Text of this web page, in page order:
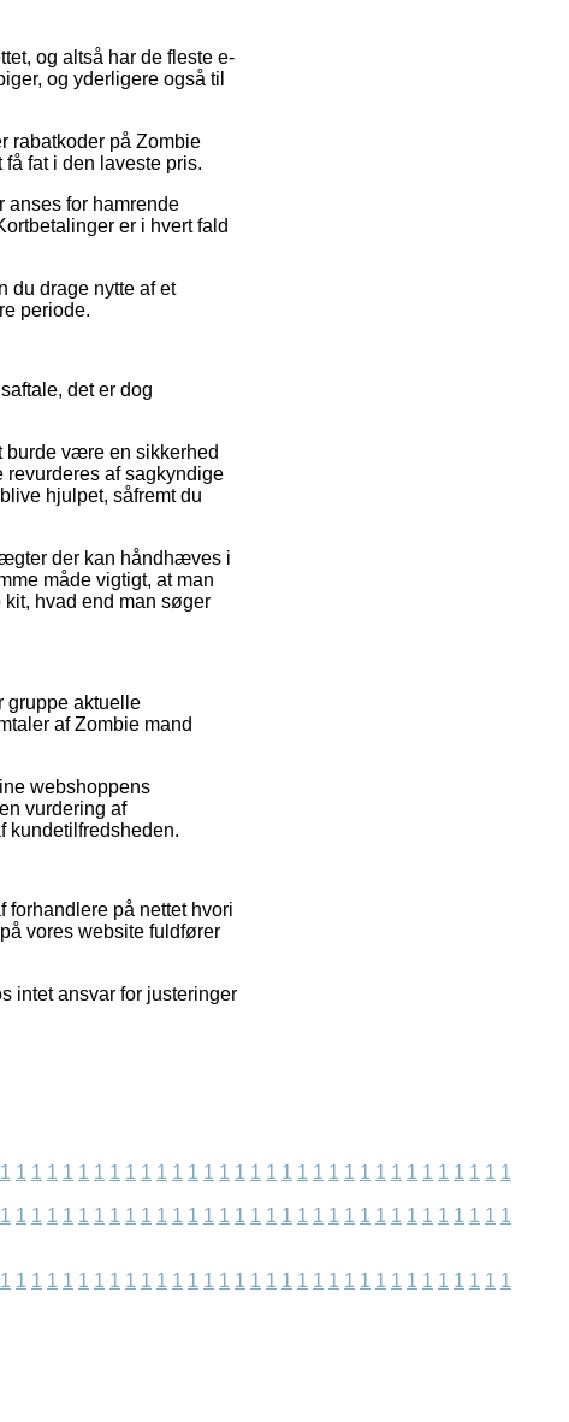
og altså har de fleste e-
og yderligere også til
rabatkoder på Zombie
fat i den laveste pris.
anses for hamrende
er i hvert fald
du drage nytte af et
periode.
det er dog
burde være en sikkerhed
af sagkyndige
hjulpet, såfremt du
der kan håndhæves i
måde vigtigt, at man
hvad end man søger
gruppe aktuelle
af Zombie mand
webshoppens
vurdering af
kundetilfredsheden.
forhandlere på nettet hvori
vores website fuldfører
intet ansvar for justeringer
1 1 1 1 1 1 1 1 1 1 1 1 1 1 1 1 1 1 1 1 1 1 1 1 1 1 1 1 1 1 1 1 1
1 1 1 1 1 1 1 1 1 1 1 1 1 1 1 1 1 1 1 1 1 1 1 1 1 1 1 1 1 1 1 1 1
1 1 1 1 1 1 1 1 1 1 1 1 1 1 1 1 1 1 1 1 1 1 1 1 1 1 1 1 1 1 1 1 1